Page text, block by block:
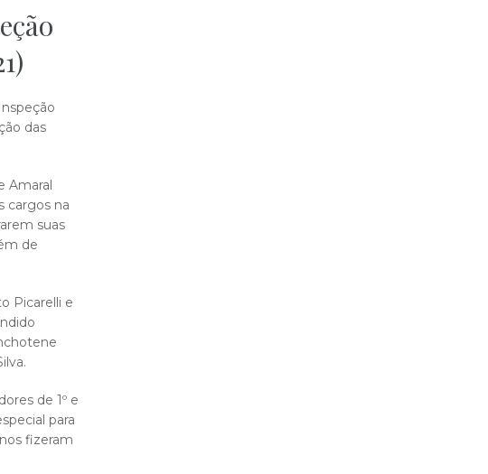
das
Amaral
cargos na
suas
de
Picarelli e
de 1º e
para
fizeram